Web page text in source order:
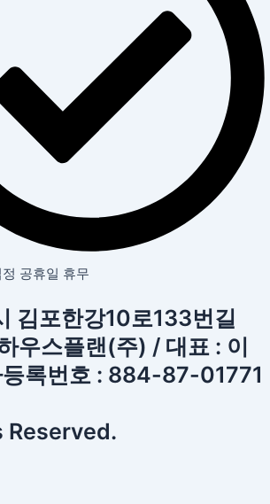
공휴일 휴무
김포한강10로133번길
우스플랜(주) / 대표 : 이
록번호 : 884-87-01771